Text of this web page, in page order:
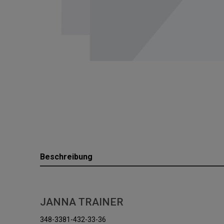
Beschreibung
JANNA TRAINER
348-3381-432-33-36